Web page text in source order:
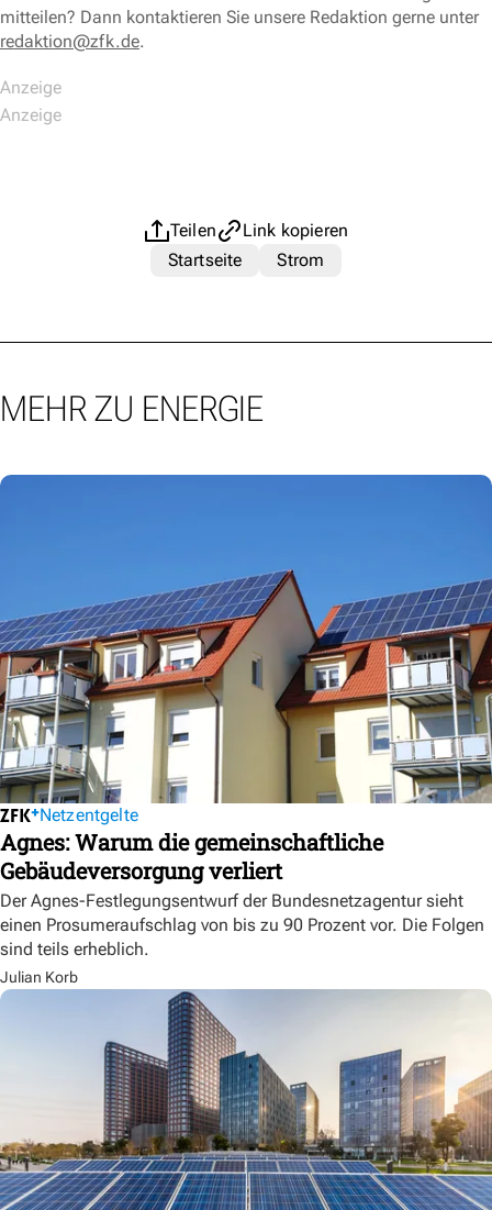
mitteilen? Dann kontaktieren Sie unsere Redaktion gerne unter
redaktion@zfk.de.
Teilen
Link kopieren
Startseite
Strom
MEHR ZU ENERGIE
Netzentgelte
Agnes: Warum die gemeinschaftliche
Gebäudeversorgung verliert
Der Agnes-Festlegungsentwurf der Bundesnetzagentur sieht
einen Prosumeraufschlag von bis zu 90 Prozent vor. Die Folgen
sind teils erheblich.
Julian Korb